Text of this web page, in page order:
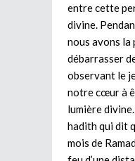
entre cette
divine.
nous avons la
débarrasser
observant le
notre cœur à
lumière
hadith qui dit
mois de